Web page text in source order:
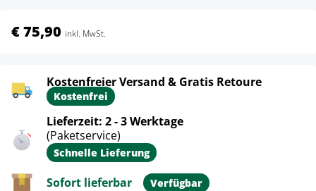
€ 75,90 inkl. MwSt.
Kostenfreier Versand & Gratis Retoure
Kostenfrei
Lieferzeit: 2 - 3 Werktage
(Paketservice)
Schnelle Lieferung
Sofort lieferbar Verfügbar